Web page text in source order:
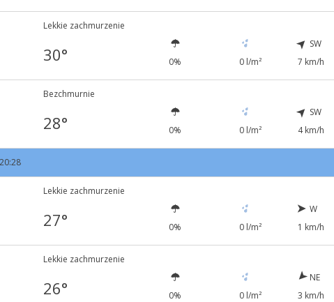
Lekkie zachmurzenie
30° 0% 0 l/m²
SW
7 km/h
Bezchmurnie
28° 0% 0 l/m²
SW
4 km/h
Lekkie zachmurzenie
27° 0% 0 l/m²
W
1 km/h
Lekkie zachmurzenie
26° 0% 0 l/m²
NE
3 km/h